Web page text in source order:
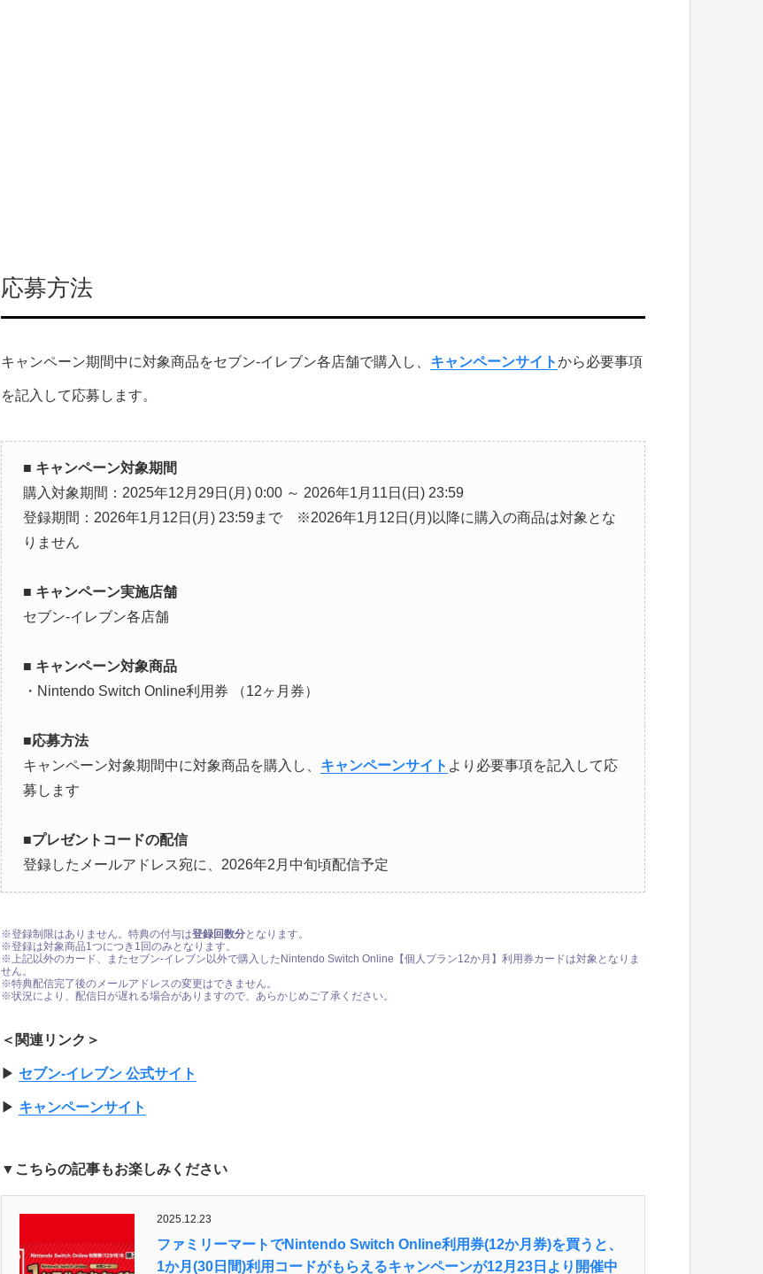
応募方法
キャンペーン期間中に対象商品をセブン-イレブン各店舗で購入し、 キャンペーンサイトから必要事項
を記入して応募します。
■ キャンペーン対象期間
購入対象期間：2025年12月29日(月) 0:00 ～ 2026年1月11日(日) 23:59
登録期間：2026年1月12日(月) 23:59まで ※2026年1月12日(月)以降に購入の商品は対象とな
りません
■ キャンペーン実施店舗
セブン-イレブン各店舗
■ キャンペーン対象商品
・Nintendo Switch Online利用券 （12ヶ月券）
■応募方法
キャンペーン対象期間中に対象商品を購入し、 キャンペーンサイト より必要事項を記入して応
募します
■プレゼントコードの配信
登録したメールアドレス宛に、2026年2月中旬頃配信予定
※登録制限はありません。特典の付与は登録回数分となります。
※登録は対象商品1つにつき1回のみとなります。
※上記以外のカード、またセブン‐イレブン以外で購入したNintendo Switch Online【個人プラン12か月】利用券カードは対象となりま
せん。
※特典配信完了後のメールアドレスの変更はできません。
※状況により、配信日が遅れる場合がありますので、あらかじめご了承ください。
＜関連リンク＞
▶︎ セブン-イレブン 公式サイト
▶︎ キャンペーンサイト
▼こちらの記事もお楽しみください
2025.12.23
ファミリーマートでNintendo Switch Online利用券(12か月券)を買うと、
1か月(30日間)利用コードがもらえるキャンペーンが12月23日より開催中